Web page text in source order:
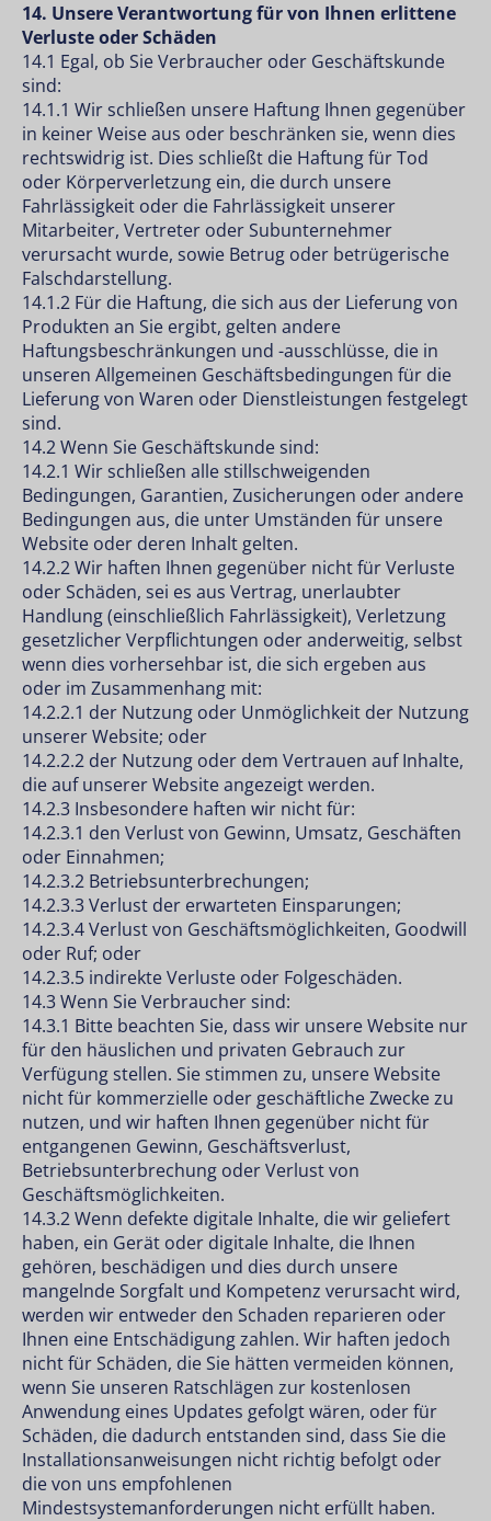
14. Unsere Verantwortung für von Ihnen erlittene
Verluste oder Schäden
14.1 Egal, ob Sie Verbraucher oder Geschäftskunde
sind:
14.1.1 Wir schließen unsere Haftung Ihnen gegenüber
in keiner Weise aus oder beschränken sie, wenn dies
rechtswidrig ist. Dies schließt die Haftung für Tod
oder Körperverletzung ein, die durch unsere
Fahrlässigkeit oder die Fahrlässigkeit unserer
Mitarbeiter, Vertreter oder Subunternehmer
verursacht wurde, sowie Betrug oder betrügerische
Falschdarstellung.
14.1.2 Für die Haftung, die sich aus der Lieferung von
Produkten an Sie ergibt, gelten andere
Haftungsbeschränkungen und -ausschlüsse, die in
unseren Allgemeinen Geschäftsbedingungen für die
Lieferung von Waren oder Dienstleistungen festgelegt
sind.
14.2 Wenn Sie Geschäftskunde sind:
14.2.1 Wir schließen alle stillschweigenden
Bedingungen, Garantien, Zusicherungen oder andere
Bedingungen aus, die unter Umständen für unsere
Website oder deren Inhalt gelten.
14.2.2 Wir haften Ihnen gegenüber nicht für Verluste
oder Schäden, sei es aus Vertrag, unerlaubter
Handlung (einschließlich Fahrlässigkeit), Verletzung
gesetzlicher Verpflichtungen oder anderweitig, selbst
wenn dies vorhersehbar ist, die sich ergeben aus
oder im Zusammenhang mit:
14.2.2.1 der Nutzung oder Unmöglichkeit der Nutzung
unserer Website; oder
14.2.2.2 der Nutzung oder dem Vertrauen auf Inhalte,
die auf unserer Website angezeigt werden.
14.2.3 Insbesondere haften wir nicht für:
14.2.3.1 den Verlust von Gewinn, Umsatz, Geschäften
oder Einnahmen;
14.2.3.2 Betriebsunterbrechungen;
14.2.3.3 Verlust der erwarteten Einsparungen;
14.2.3.4 Verlust von Geschäftsmöglichkeiten, Goodwill
oder Ruf; oder
14.2.3.5 indirekte Verluste oder Folgeschäden.
14.3 Wenn Sie Verbraucher sind:
14.3.1 Bitte beachten Sie, dass wir unsere Website nur
für den häuslichen und privaten Gebrauch zur
Verfügung stellen. Sie stimmen zu, unsere Website
nicht für kommerzielle oder geschäftliche Zwecke zu
nutzen, und wir haften Ihnen gegenüber nicht für
entgangenen Gewinn, Geschäftsverlust,
Betriebsunterbrechung oder Verlust von
Geschäftsmöglichkeiten.
14.3.2 Wenn defekte digitale Inhalte, die wir geliefert
haben, ein Gerät oder digitale Inhalte, die Ihnen
gehören, beschädigen und dies durch unsere
mangelnde Sorgfalt und Kompetenz verursacht wird,
werden wir entweder den Schaden reparieren oder
Ihnen eine Entschädigung zahlen. Wir haften jedoch
nicht für Schäden, die Sie hätten vermeiden können,
wenn Sie unseren Ratschlägen zur kostenlosen
Anwendung eines Updates gefolgt wären, oder für
Schäden, die dadurch entstanden sind, dass Sie die
Installationsanweisungen nicht richtig befolgt oder
die von uns empfohlenen
Mindestsystemanforderungen nicht erfüllt haben.